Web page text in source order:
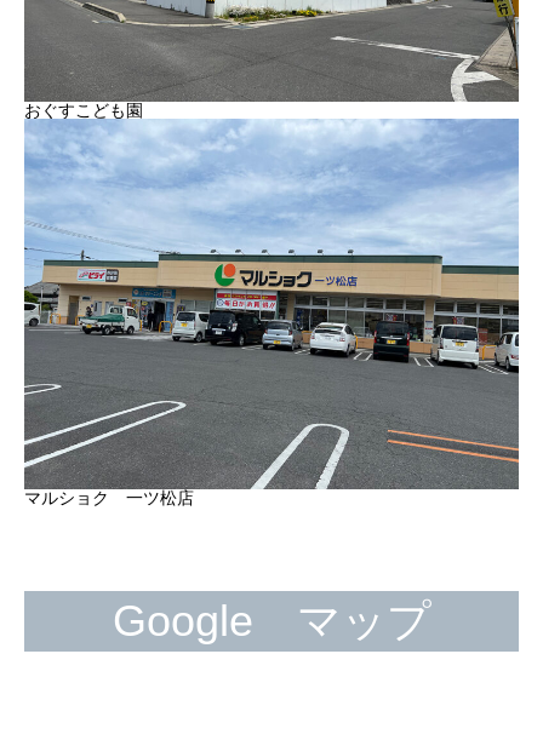
おぐすこども園
マルショク 一ツ松店
Google マップ